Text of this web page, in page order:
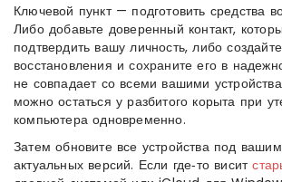
Ключевой пункт — подготовить средства
Либо добавьте доверенный контакт,
подтвердить вашу личность, либо
восстановления и сохраните его в
не совпадает со всеми вашими
можно остаться у разбитого корыта при
компьютера одновременно.
Затем обновите все устройства под
актуальных версий. Если где‑то висит